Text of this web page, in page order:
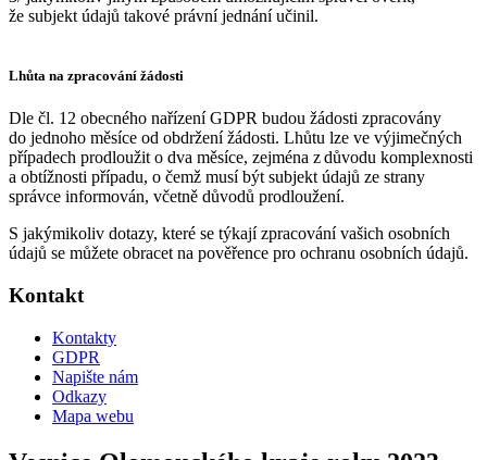
že subjekt údajů takové právní jednání učinil.
Lhůta na zpracování žádosti
Dle čl. 12 obecného nařízení GDPR budou žádosti zpracovány
do jednoho měsíce od obdržení žádosti. Lhůtu lze ve výjimečných
případech prodloužit o dva měsíce, zejména z důvodu komplexnosti
a obtížnosti případu, o čemž musí být subjekt údajů ze strany
správce informován, včetně důvodů prodloužení.
S jakýmikoliv dotazy, které se týkají zpracování vašich osobních
údajů se můžete obracet na pověřence pro ochranu osobních údajů.
Kontakt
Kontakty
GDPR
Napište nám
Odkazy
Mapa webu